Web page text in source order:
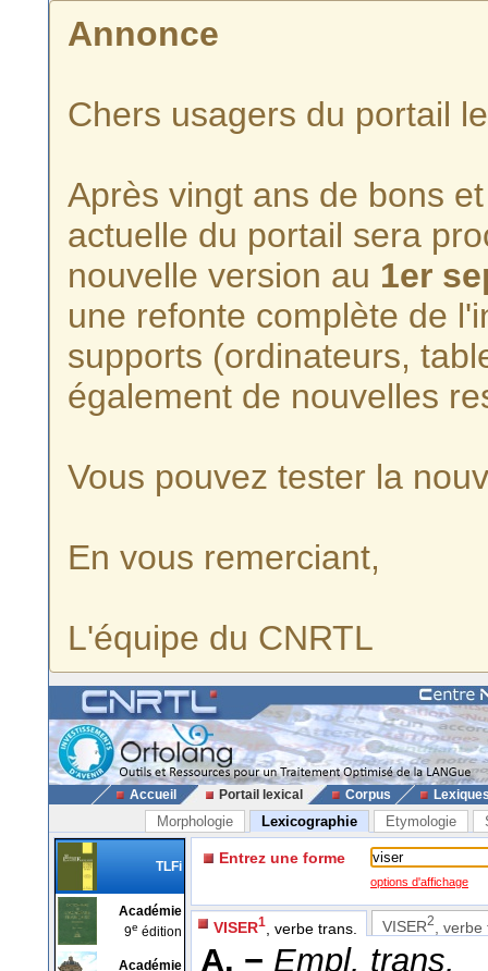
Annonce
Chers usagers du portail
Après vingt ans de bons
actuelle du portail sera
nouvelle version au 1er
une refonte complète de
supports (ordinateurs,
également de nouvelles
Vous pouvez tester la
En vous remerciant,
L'équipe du CNRTL
Accueil Portail lexical Corpus
Morphologie Lexicographie Etymologie
TLFi
Académie
9e édition
Académie
Entrez une forme
options d'affichage
VISER1 , verbe trans. VISER2 ,
A. − Empl. trans.